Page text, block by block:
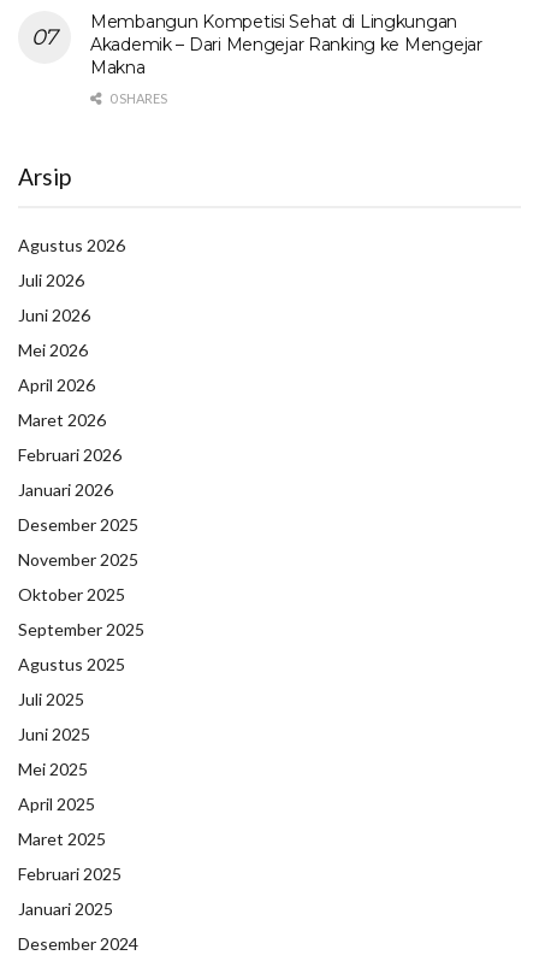
Membangun Kompetisi Sehat di Lingkungan
Akademik – Dari Mengejar Ranking ke Mengejar
Makna
0 SHARES
Arsip
Agustus 2026
Juli 2026
Juni 2026
Mei 2026
April 2026
Maret 2026
Februari 2026
Januari 2026
Desember 2025
November 2025
Oktober 2025
September 2025
Agustus 2025
Juli 2025
Juni 2025
Mei 2025
April 2025
Maret 2025
Februari 2025
Januari 2025
Desember 2024